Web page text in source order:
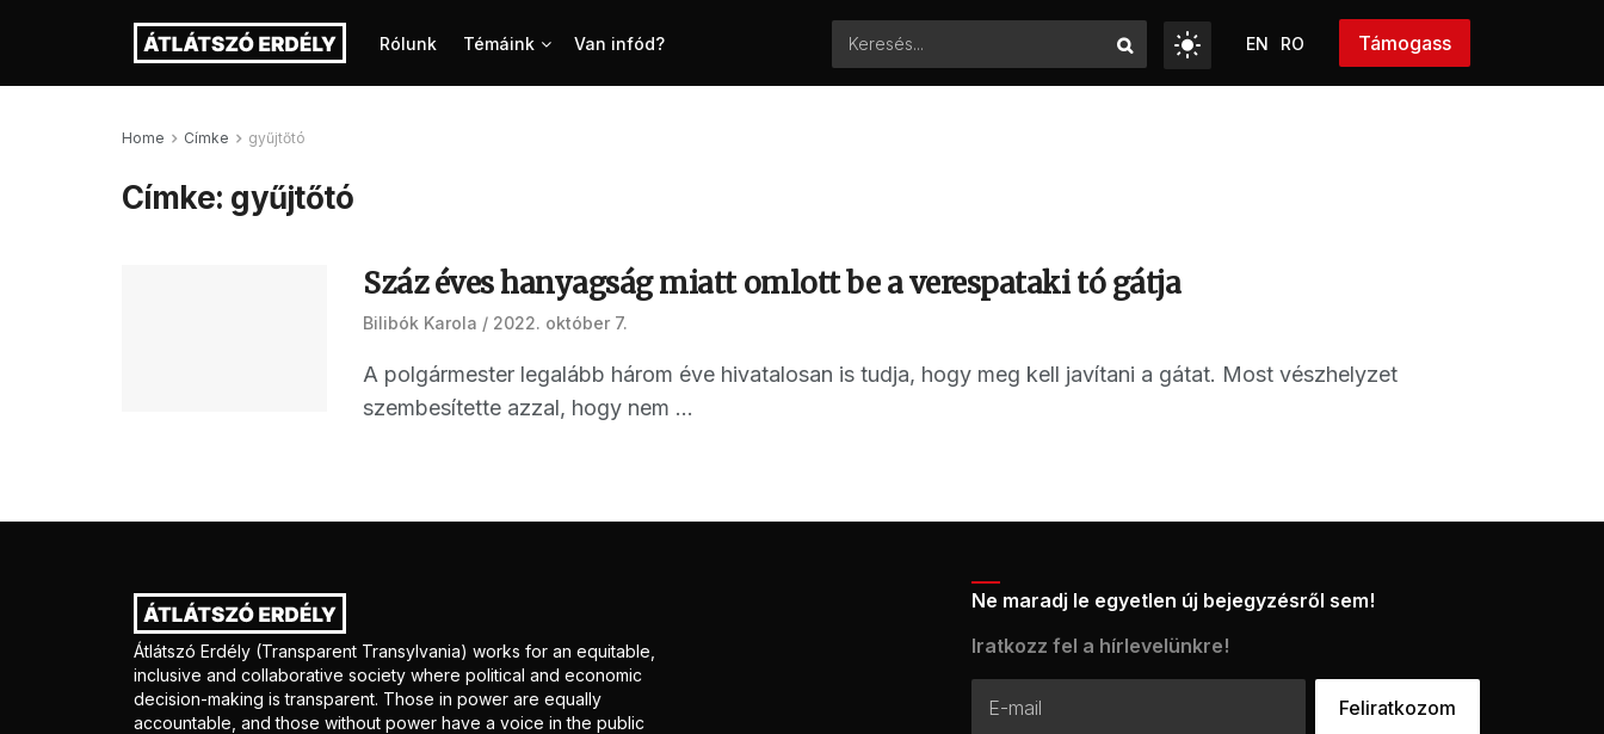
Rólunk Témáink Van infód? EN RO Támogass
Home Címke gyűjtőtó
Címke: gyűjtőtó
Száz éves hanyagság miatt omlott be a verespataki tó gátja
Bilibók Karola 2022. október 7.
A polgármester legalább három éve hivatalosan is tudja, hogy meg kell javítani a gátat. Most vészhelyzet
szembesítette azzal, hogy nem ...
Átlátszó Erdély (Transparent Transylvania) works for an equitable,
inclusive and collaborative society where political and economic
decision-making is transparent. Those in power are equally
accountable, and those without power have a voice in the public
Ne maradj le egyetlen új bejegyzésről sem!
Iratkozz fel a hírlevelünkre!